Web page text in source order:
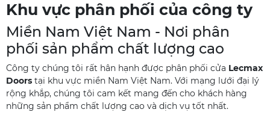
Khu vực phân phối của công ty
Miền Nam Việt Nam - Nơi phân
phối sản phẩm chất lượng cao
Công ty chúng tôi rất hân hạnh được phân phối cửa Lecmax
Doors tại khu vực miền Nam Việt Nam. Với mạng lưới đại lý
rộng khắp, chúng tôi cam kết mang đến cho khách hàng
những sản phẩm chất lượng cao và dịch vụ tốt nhất.